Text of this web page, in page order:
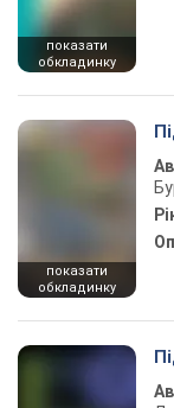
показати
обкладинку
показати
обкладинку